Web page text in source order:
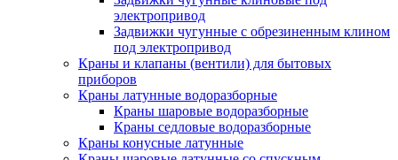
электропривод
Задвижки чугунные с обрезиненным клином
под электропривод
Краны и клапаны (вентили) для бытовых
приборов
Краны латунные водоразборные
Краны шаровые водоразборные
Краны седловые водоразборные
Краны конусные латунные